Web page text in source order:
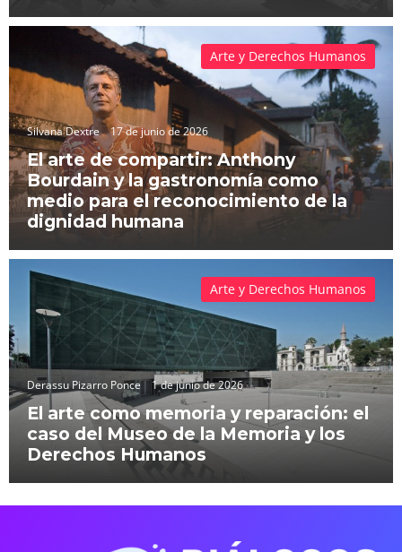
Silvana Dextre 17 de junio de 2026
El arte de compartir: Anthony
Bourdain y la gastronomía como
medio para el reconocimiento de la
dignidad humana
Arte y Derechos Humanos
Derassu Pizarro Ponce 1 de junio de 2026
El arte como memoria y reparación: el
caso del Museo de la Memoria y los
Derechos Humanos
Arte y Derechos Humanos